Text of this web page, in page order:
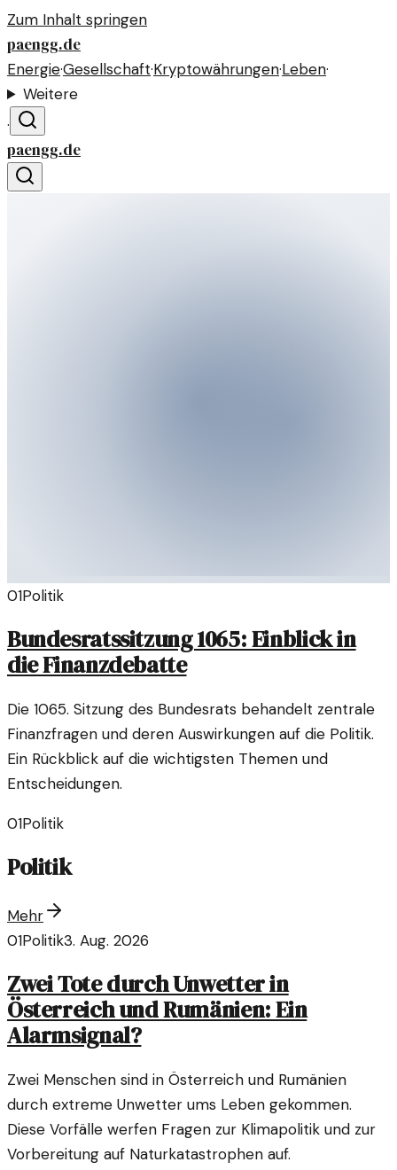
Zum Inhalt springen
paengg.de
Energie·Gesellschaft·Kryptowährungen·Leben·
Weitere
·
paengg.de
01Politik
Bundesratssitzung 1065: Einblick in
die Finanzdebatte
Die 1065. Sitzung des Bundesrats behandelt zentrale
Finanzfragen und deren Auswirkungen auf die Politik.
Ein Rückblick auf die wichtigsten Themen und
Entscheidungen.
01Politik
Politik
Mehr
01Politik3. Aug. 2026
Zwei Tote durch Unwetter in
Österreich und Rumänien: Ein
Alarmsignal?
Zwei Menschen sind in Österreich und Rumänien
durch extreme Unwetter ums Leben gekommen.
Diese Vorfälle werfen Fragen zur Klimapolitik und zur
Vorbereitung auf Naturkatastrophen auf.